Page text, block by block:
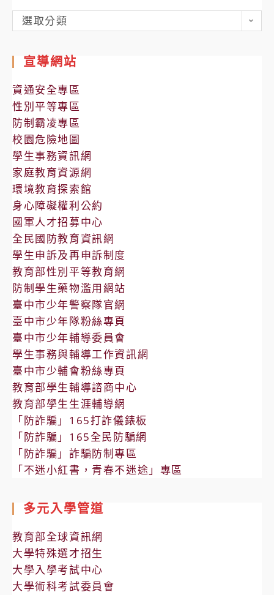
各
處
公
告
選取分類
宣導網站
資通安全專區
性別平等專區
防制霸凌專區
校園危險地圖
學生事務資訊網
家庭教育資源網
環境教育探索館
身心障礙權利公約
國軍人才招募中心
全民國防教育資訊網
學生申訴及再申訴制度
教育部性別平等教育網
防制學生藥物濫用網站
臺中市少年警察隊官網
臺中市少年隊粉絲專頁
臺中市少年輔導委員會
學生事務與輔導工作資訊網
臺中市少輔會粉絲專頁
教育部學生輔導諮商中心
教育部學生生涯輔導網
「防詐騙」165打詐儀錶板
「防詐騙」165全民防騙網
「防詐騙」詐騙防制專區
「不迷小紅書，青春不迷途」專區
多元入學管道
教育部全球資訊網
大學特殊選才招生
大學入學考試中心
大學術科考試委員會